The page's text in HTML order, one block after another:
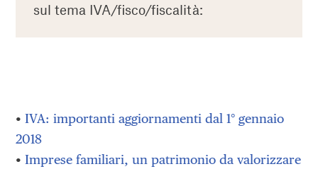
sul tema IVA/fisco/fiscalità:
•IVA: importanti aggiornamenti dal 1° gennaio
2018
•Imprese familiari, un patrimonio da valorizzare